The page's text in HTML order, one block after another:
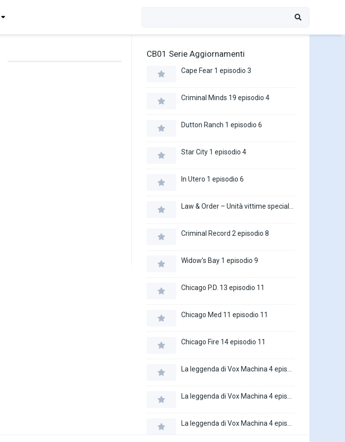
CB01 Serie Aggiornamenti
Cape Fear 1 episodio 3
Criminal Minds 19 episodio 4
Dutton Ranch 1 episodio 6
Star City 1 episodio 4
In Utero 1 episodio 6
Criminal Record 2 episodio 8
Widow’s Bay 1 episodio 9
Chicago P.D. 13 episodio 11
Chicago Med 11 episodio 11
Chicago Fire 14 episodio 11